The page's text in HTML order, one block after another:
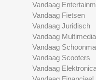
Vandaag
Vandaag Fietsen
Vandaag Juridisch
Vandaag Multimedia
Vandaag
Vandaag Scooters
Vandaag